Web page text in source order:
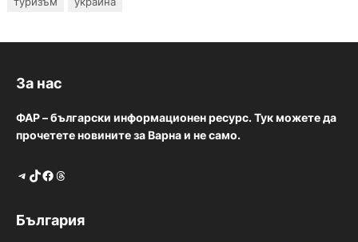
За нас
ФАР – български информационен ресурс. Тук можете да
прочетете новините за Варна и не само.
Telegram TikTok Facebook Threads
България